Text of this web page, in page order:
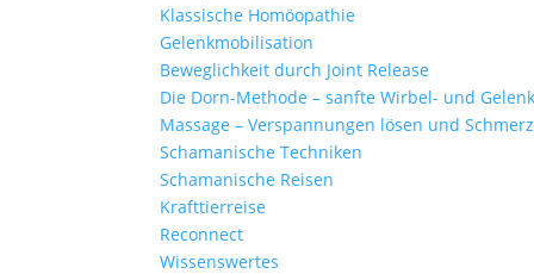
Klassische Homöopathie
Gelenkmobilisation
Beweglichkeit durch Joint Release
Die Dorn-Methode – sanfte Wirbel- und
Massage – Verspannungen lösen und
Schamanische Techniken
Schamanische Reisen
Krafttierreise
Reconnect
Wissenswertes